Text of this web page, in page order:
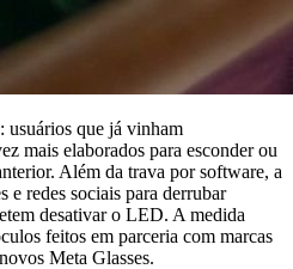
usuários que já vinham
mais elaborados para esconder ou
Além da trava por software, a
e redes sociais para derrubar
desativar o LED. A medida
feitos em parceria com marcas
Meta Glasses.